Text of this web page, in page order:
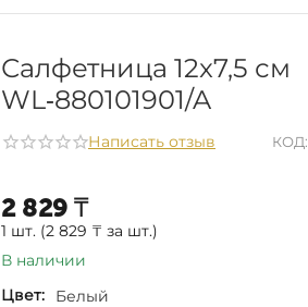
Салфетница 12x7,5 см
WL‑880101901/A
Написать отзыв КОД:
2 829 ₸
1 шт. (2 829 ₸ за шт.)
В наличии
Цвет:
Белый